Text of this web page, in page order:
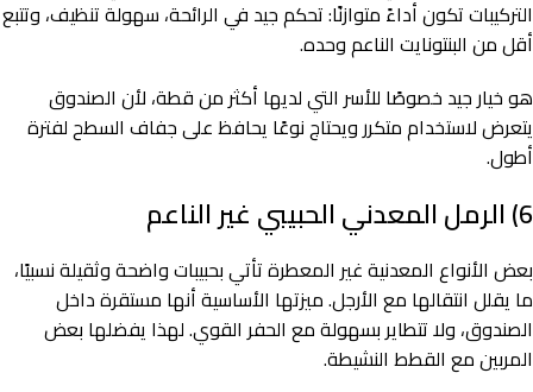
التركيبات تكون أداءً متوازنًا: تحكم جيد في الرائحة، سهولة تنظيف، وتتبع
أقل من البنتونايت الناعم وحده.
هو خيار جيد خصوصًا للأسر التي لديها أكثر من قطة، لأن الصندوق
يتعرض لاستخدام متكرر ويحتاج نوعًا يحافظ على جفاف السطح لفترة
أطول.
6) الرمل المعدني الحبيبي غير الناعم
بعض الأنواع المعدنية غير المعطرة تأتي بحبيبات واضحة وثقيلة نسبيًا،
ما يقلل انتقالها مع الأرجل. ميزتها الأساسية أنها مستقرة داخل
الصندوق، ولا تتطاير بسهولة مع الحفر القوي. لهذا يفضلها بعض
المربين مع القطط النشيطة.